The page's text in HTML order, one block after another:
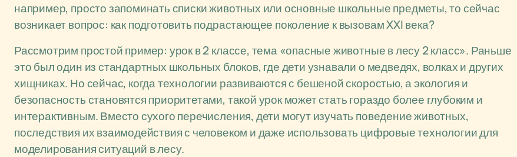
например, просто запоминать списки животных или основные школьные предметы, то сейчас
возникает вопрос: как подготовить подрастающее поколение к вызовам XXI века?
Рассмотрим простой пример: урок в 2 классе, тема «опасные животные в лесу 2 класс». Раньше
это был один из стандартных школьных блоков, где дети узнавали о медведях, волках и других
хищниках. Но сейчас, когда технологии развиваются с бешеной скоростью, а экология и
безопасность становятся приоритетами, такой урок может стать гораздо более глубоким и
интерактивным. Вместо сухого перечисления, дети могут изучать поведение животных,
последствия их взаимодействия с человеком и даже использовать цифровые технологии для
моделирования ситуаций в лесу.